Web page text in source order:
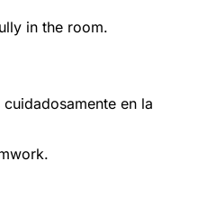
in the room.
en la